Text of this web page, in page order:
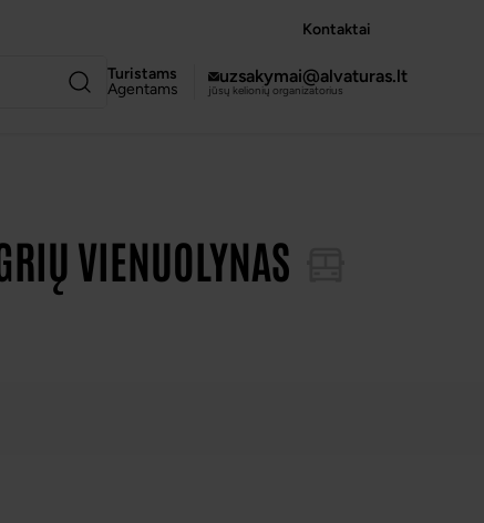
Kontaktai
Turistams
Agentams
uzsakymai@alvaturas.lt
jūsų kelionių organizatorius
VIENUOLYNAS